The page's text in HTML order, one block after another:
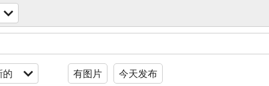
的 有图片 今天发布